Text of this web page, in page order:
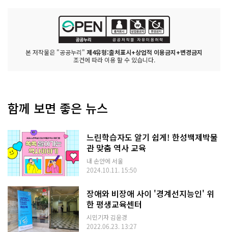
본 저작물은 "공공누리" 제4유형:출처표시+상업적 이용금지+변경금지
조건에 따라 이용 할 수 있습니다.
함께 보면 좋은 뉴스
느린학습자도 알기 쉽게! 한성백제박물
관 맞춤 역사 교육
내 손안에 서울
2024.10.11. 15:50
장애와 비장애 사이 '경계선지능인' 위
한 평생교육센터
시민기자 김윤경
2022.06.23. 13:27